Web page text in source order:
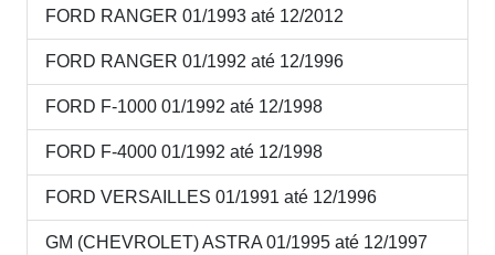
FORD RANGER 01/1993 até 12/2012
FORD RANGER 01/1992 até 12/1996
FORD F-1000 01/1992 até 12/1998
FORD F-4000 01/1992 até 12/1998
FORD VERSAILLES 01/1991 até 12/1996
GM (CHEVROLET) ASTRA 01/1995 até 12/1997